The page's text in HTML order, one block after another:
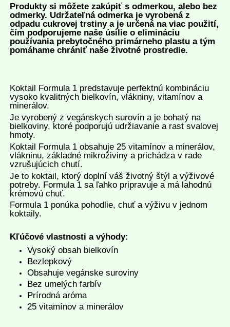
Produkty si môžete zakúpiť s odmerkou, alebo bez
odmerky. Udržateľná odmerka je vyrobená z
odpadu cukrovej trstiny a je určená na viac použití,
čím podporujeme naše úsilie o elimináciu
používania prebytočného primárneho plastu a tým
pomáhame chrániť naše životné prostredie.
Koktail Formula 1 predstavuje perfektnú kombináciu
vysoko kvalitných bielkovín, vlákniny, vitamínov a
minerálov.
Je vyrobený z vegánskych surovín a je bohatý na
bielkoviny, ktoré podporujú udržiavanie a rast svalovej
hmoty.
Koktail Formula 1 obsahuje 25 vitamínov a minerálov,
vlákninu, základné mikroživiny a prichádza v rade
vzrušujúcich chutí.
Je to koktail, ktorý doplní váš životný štýl a výživové
potreby. Formula 1 sa ľahko pripravuje a má lahodnú
krémovú chuť.
Formula 1 ponúka pohodlie, chuť a výživu v jednom
koktaily.
Kľúčové vlastnosti a výhody:
Vysoký obsah bielkovín
Bezlepkový
Obsahuje vegánske suroviny
Bez umelých farbív
Prírodná aróma
25 vitamínov a minerálov